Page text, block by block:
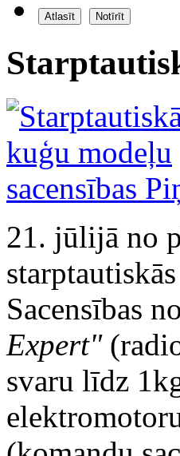
21. jūlijā no
Sacensības
Expert"
svaru līdz